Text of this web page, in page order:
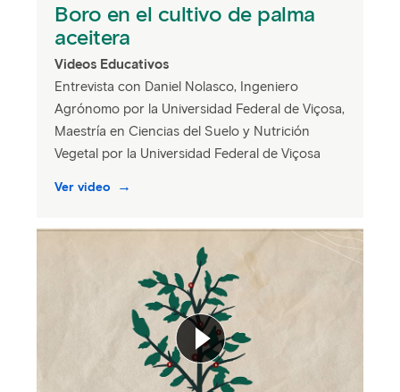
Boro en el cultivo de palma
aceitera
Videos Educativos
Entrevista con Daniel Nolasco, Ingeniero
Agrónomo por la Universidad Federal de Viçosa,
Maestría en Ciencias del Suelo y Nutrición
Vegetal por la Universidad Federal de Viçosa
Ver video